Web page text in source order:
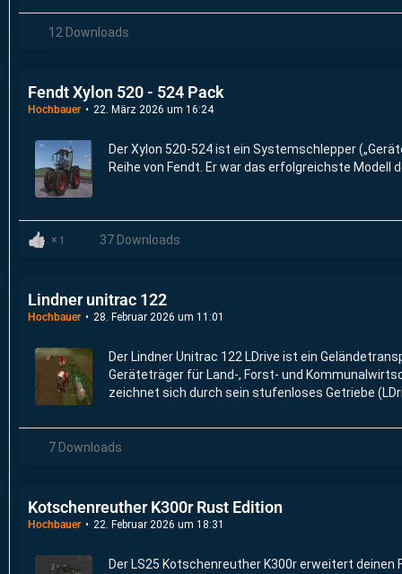
12 Downloads
Fendt Xylon 520 - 524 Pack
Hochbauer 22. März 2026 um 16:24
Der Xylon 520-524 ist ein Systemschlepper
Reihe von Fendt. Er war das erfolgreichste Modell
1 37 Downloads
Lindner unitrac 122
Hochbauer 28. Februar 2026 um 11:01
Der Lindner Unitrac 122 LDrive ist ein
Geräteträger für Land-, Forst- und
zeichnet sich durch sein stufenloses Getriebe
7 Downloads
Kotschenreuther K300r Rust Edition
Hochbauer 22. Februar 2026 um 18:31
Der LS25 Kotschenreuther K300r erweitert deinen